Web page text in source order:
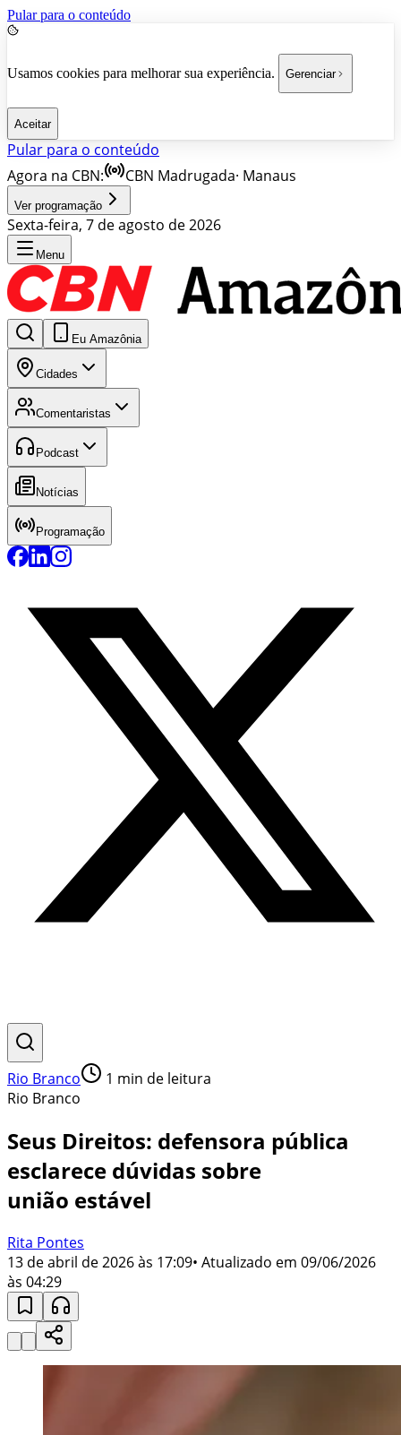
Pular para o conteúdo
Usamos cookies para melhorar sua experiência. Gerenciar
Aceitar
Pular para o conteúdo
Agora na CBN:
CBN Madrugada· Manaus
Ver programação
Sexta-feira, 7 de agosto de 2026
Menu
Eu Amazônia
Cidades
Comentaristas
Podcast
Notícias
Programação
Rio Branco 1 min de leitura
Rio Branco
Seus Direitos: defensora pública
esclarece dúvidas sobre
união estável
Rita Pontes
13 de abril de 2026 às 17:09• Atualizado em 09/06/2026
às 04:29